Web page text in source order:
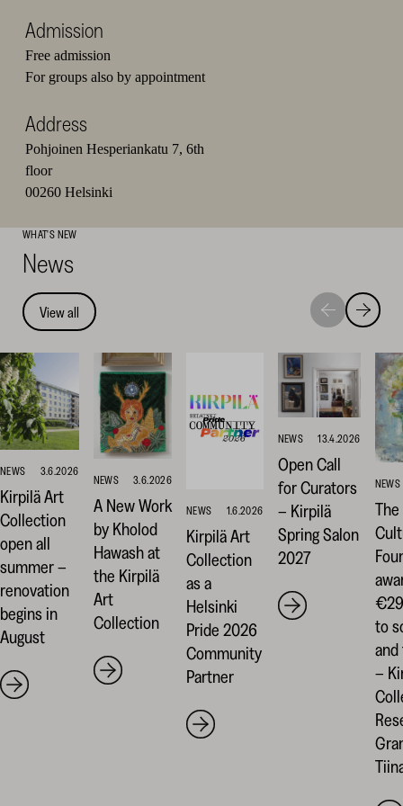
Admission
Free admission
For groups also by appointment
Address
Pohjoinen Hesperiankatu 7, 6th
floor
00260 Helsinki
WHAT'S NEW
News
View all
Move
to
Move
to
NEWS 3.6.2026
Kirpilä Art
Collection
open all
summer –
renovation
begins in
August
NEWS 3.6.2026
A New Work
by Kholod
Hawash at
the Kirpilä
Art
Collection
NEWS 1.6.2026
Kirpilä Art
Collection
as a
Helsinki
Pride 2026
Community
Partner
NEWS 13.4.2026
Open Call
for Curators
– Kirpilä
Spring Salon
2027
NEWS
to
–